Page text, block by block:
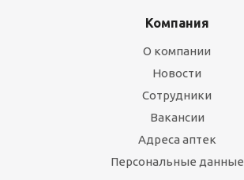
Компания
О компании
Новости
Сотрудники
Вакансии
Адреса аптек
Персональные данные